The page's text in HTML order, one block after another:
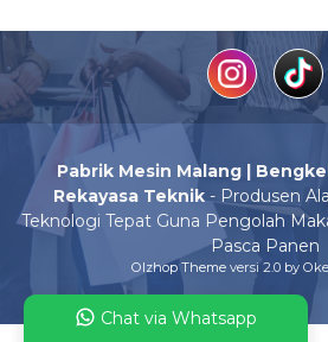
Pabrik Mesin Malang |
Rekayasa Teknik- Produsen
Teknologi Tepat Guna Pengolah
Pasca Panen
Olzhop Themeversi 2.0 by
Chat via Whatsapp